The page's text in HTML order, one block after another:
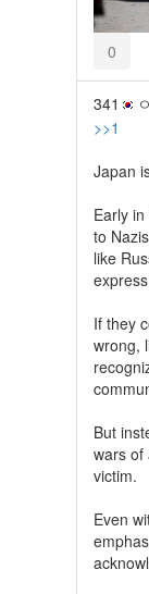
0
341
>>1
Japan
Early
to
like
If they
wrong,
But
wars of
victim.
Even